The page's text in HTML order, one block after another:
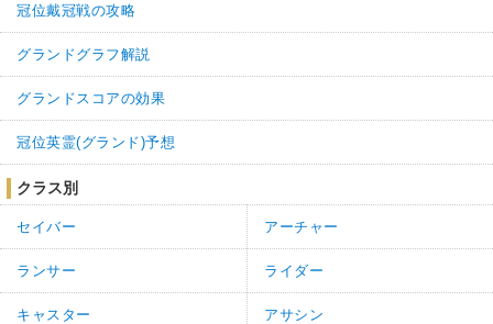
冠位戴冠戦の攻略
グランドグラフ解説
グランドスコアの効果
冠位英霊(グランド)予想
クラス別
セイバー アーチャー
ランサー ライダー
キャスター アサシン